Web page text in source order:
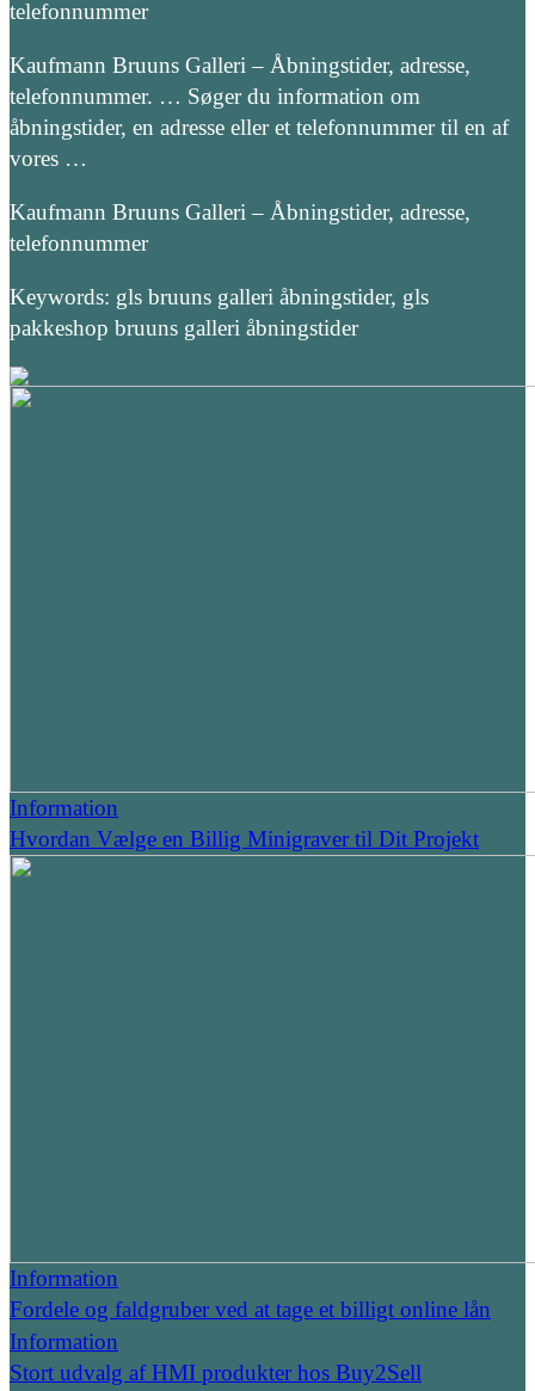
telefonnummer
Kaufmann Bruuns Galleri – Åbningstider, adresse,
telefonnummer. … Søger du information om
åbningstider, en adresse eller et telefonnummer til en af
vores …
Kaufmann Bruuns Galleri – Åbningstider, adresse,
telefonnummer
Keywords: gls bruuns galleri åbningstider, gls
pakkeshop bruuns galleri åbningstider
Information
Hvordan Vælge en Billig Minigraver til Dit Projekt
Information
Fordele og faldgruber ved at tage et billigt online lån
Information
Stort udvalg af HMI produkter hos Buy2Sell